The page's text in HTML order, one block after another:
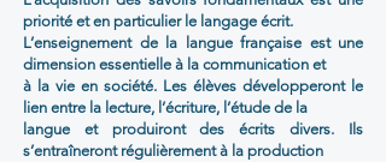
priorité et en particulier le langage écrit.
L’enseignement de la langue française est une
dimension essentielle à la communication et
à la vie en société. Les élèves développeront le
lien entre la lecture, l’écriture, l’étude de la
langue et produiront des écrits divers. Ils
s’entraîneront régulièrement à la production